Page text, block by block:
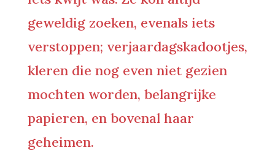
geweldig zoeken, evenals iets
verstoppen; verjaardagskadootjes,
kleren die nog even niet gezien
mochten worden, belangrijke
papieren, en bovenal haar
geheimen.